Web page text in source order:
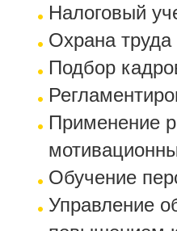
Налоговый
Охрана труда
Подбор
Применение
Обучение
Управление